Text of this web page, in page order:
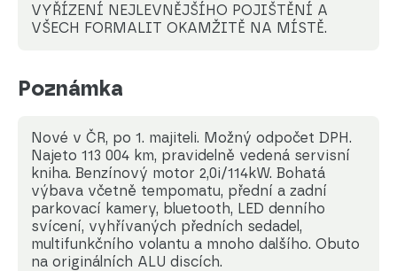
VYŘÍZENÍ NEJLEVNĚJŠÍHO POJIŠTĚNÍ A
VŠECH FORMALIT OKAMŽITĚ NA MÍSTĚ.
Poznámka
Nové v ČR, po 1. majiteli. Možný odpočet DPH.
Najeto 113 004 km, pravidelně vedená servisní
kniha. Benzínový motor 2,0i/114kW. Bohatá
výbava včetně tempomatu, přední a zadní
parkovací kamery, bluetooth, LED denního
svícení, vyhřívaných předních sedadel,
multifunkčního volantu a mnoho dalšího. Obuto
na originálních ALU discích.